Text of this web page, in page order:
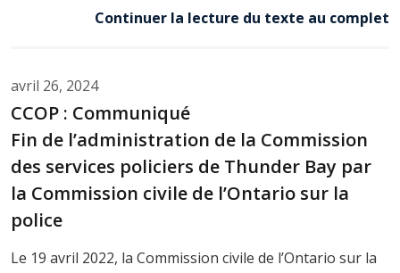
Continuer la lecture du texte au complet
avril 26, 2024
CCOP : Communiqué
Fin de l’administration de la Commission
des services policiers de Thunder Bay par
la Commission civile de l’Ontario sur la
police
Le 19 avril 2022, la Commission civile de l’Ontario sur la